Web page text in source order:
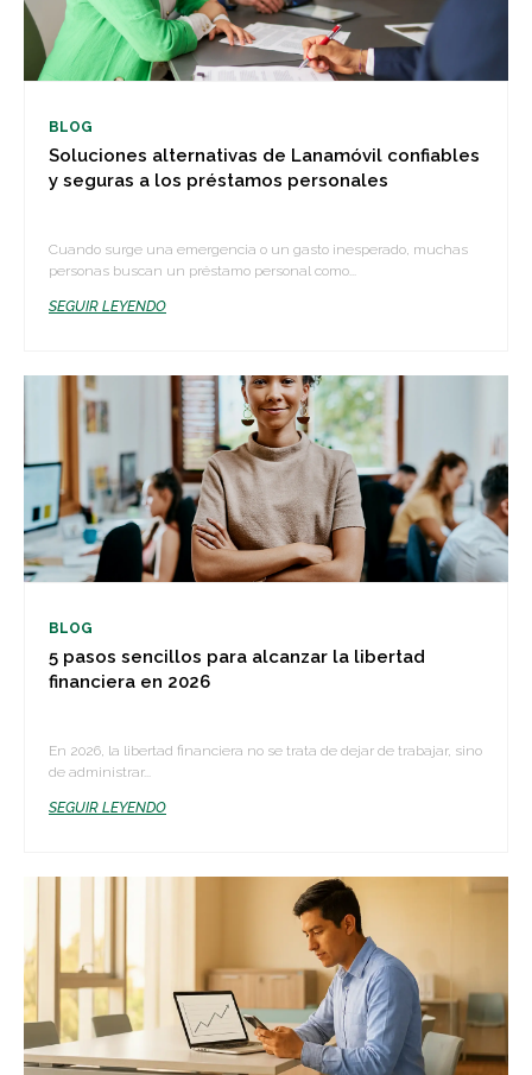
BLOG
Soluciones alternativas de Lanamóvil confiables
y seguras a los préstamos personales
Cuando surge una emergencia o un gasto inesperado, muchas
personas buscan un préstamo personal como...
SEGUIR LEYENDO
BLOG
5 pasos sencillos para alcanzar la libertad
financiera en 2026
En 2026, la libertad financiera no se trata de dejar de trabajar, sino
de administrar...
SEGUIR LEYENDO